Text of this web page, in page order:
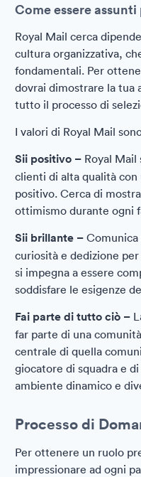
Come essere
Royal Mail cerca
cultura organizzativa,
fondamentali. Per
dovrai dimostrare la tua
tutto il processo di
I valori di Royal Mail
Sii positivo – Royal
clienti di alta qualità
positivo. Cerca di
ottimismo durante ogni
Sii brillante – Comunica
curiosità e dedizione
si impegna a essere
soddisfare le esigenze
Fai parte di tutto ciò –
far parte di una
centrale di quella
giocatore di squadra e
ambiente dinamico e
Processo di
Per ottenere un ruolo
impressionare ad ogni